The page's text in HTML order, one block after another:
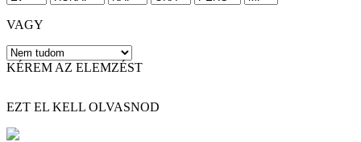
VAGY
KÉREM AZ ELEMZÉST
EZT EL KELL OLVASNOD